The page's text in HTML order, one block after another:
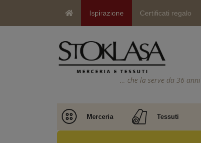
Ispirazione Certificati regalo
… che la serve da 36 anni
Merceria Tessuti